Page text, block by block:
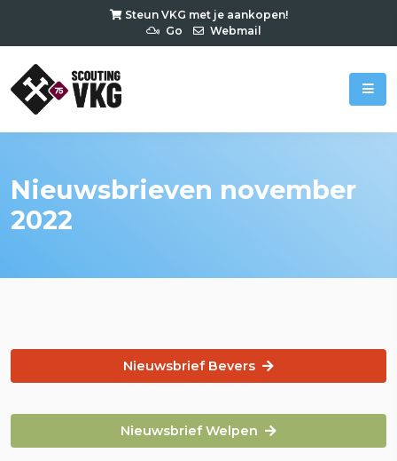
Steun VKG met je aankopen!
Go
Webmail
Nieuwsbrieven november
2022
Nieuwsbrief Bevers
Nieuwsbrief Welpen